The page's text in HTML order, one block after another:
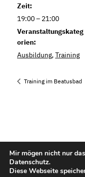
Zeit:
19:00 – 21:00
Veranstaltungskateg
orien:
Ausbildung, Training
Training im Beatusbad
Kontakt
Impressum
Mir mögen nicht nur
Datenschutz.
Diese Webseite